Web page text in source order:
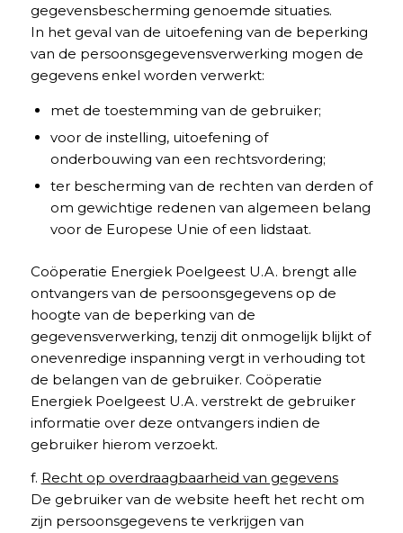
gegevensbescherming genoemde situaties.
In het geval van de uitoefening van de beperking
van de persoonsgegevensverwerking mogen de
gegevens enkel worden verwerkt:
met de toestemming van de gebruiker;
voor de instelling, uitoefening of
onderbouwing van een rechtsvordering;
ter bescherming van de rechten van derden of
om gewichtige redenen van algemeen belang
voor de Europese Unie of een lidstaat.
Coöperatie Energiek Poelgeest U.A. brengt alle
ontvangers van de persoonsgegevens op de
hoogte van de beperking van de
gegevensverwerking, tenzij dit onmogelijk blijkt of
onevenredige inspanning vergt in verhouding tot
de belangen van de gebruiker. Coöperatie
Energiek Poelgeest U.A. verstrekt de gebruiker
informatie over deze ontvangers indien de
gebruiker hierom verzoekt.
f. Recht op overdraagbaarheid van gegevens
De gebruiker van de website heeft het recht om
zijn persoonsgegevens te verkrijgen van